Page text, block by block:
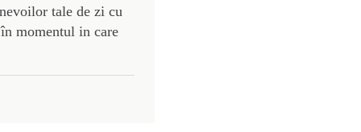
tale de zi cu
momentul in care